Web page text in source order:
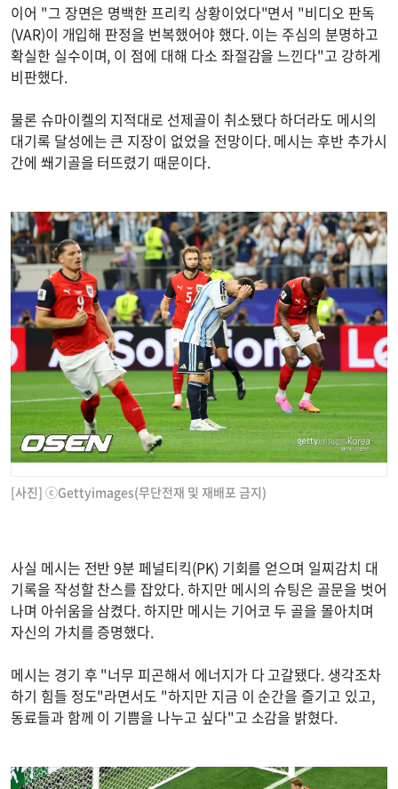
이어 "그 장면은 명백한 프리킥 상황이었다"면서 "비디오 판독
(VAR)이 개입해 판정을 번복했어야 했다. 이는 주심의 분명하고
확실한 실수이며, 이 점에 대해 다소 좌절감을 느낀다"고 강하게
비판했다.
물론 슈마이켈의 지적대로 선제골이 취소됐다 하더라도 메시의
대기록 달성에는 큰 지장이 없었을 전망이다. 메시는 후반 추가시
간에 쐐기골을 터뜨렸기 때문이다.
[사진] ⓒGettyimages(무단전재 및 재배포 금지)
사실 메시는 전반 9분 페널티킥(PK) 기회를 얻으며 일찌감치 대
기록을 작성할 찬스를 잡았다. 하지만 메시의 슈팅은 골문을 벗어
나며 아쉬움을 삼켰다. 하지만 메시는 기어코 두 골을 몰아치며
자신의 가치를 증명했다.
메시는 경기 후 "너무 피곤해서 에너지가 다 고갈됐다. 생각조차
하기 힘들 정도"라면서도 "하지만 지금 이 순간을 즐기고 있고,
동료들과 함께 이 기쁨을 나누고 싶다"고 소감을 밝혔다.